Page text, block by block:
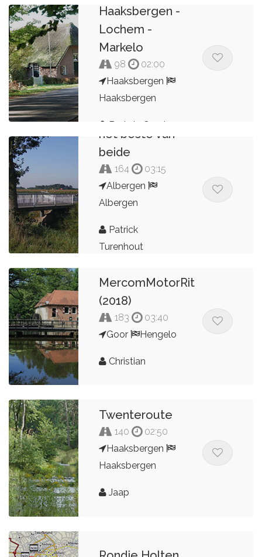
Haaksbergen -
Lochem -
Markelo
98
02:00
Haaksbergen
Haaksbergen
Bart de Grunt
het beste van
beide
164
03:15
Albergen
Albergen
Patrick
Turenhout
MercomMotorRit
(2018)
183
03:40
Goor
Hengelo
Christian
Twenteroute
140
02:50
Haaksbergen
Haaksbergen
Jaap